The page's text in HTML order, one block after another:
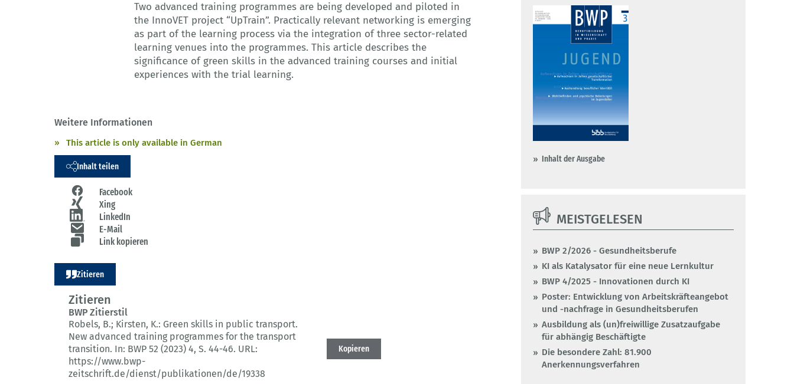
Two advanced training programmes are being developed and piloted in
the InnoVET project “UpTrain”. Practically relevant networking is emerging
as part of the learning process via the integration of three sector-related
learning venues into the programmes. This article describes the
significance of green skills in the advanced training courses and initial
experiences with the trial learning.
Weitere Informationen
This article is only available in German
Inhalt teilen
Facebook
Xing
LinkedIn
E-Mail
Link kopieren
Zitieren
Zitieren
BWP Zitierstil
Robels, B.; Kirsten, K.: Green skills in public transport.
New advanced training programmes for the transport
transition. In: BWP 52 (2023) 4, S. 44-46. URL:
https://www.bwp-
zeitschrift.de/dienst/publikationen/de/19338
Kopieren
Inhalt der Ausgabe
MEISTGELESEN
BWP 2/2026 - Gesundheitsberufe
KI als Katalysator für eine neue Lernkultur
BWP 4/2025 - Innovationen durch KI
Poster: Entwicklung von Arbeitskräfteangebot
und -nachfrage in Gesundheitsberufen
Ausbildung als (un)freiwillige Zusatzaufgabe
für abhängig Beschäftigte
Die besondere Zahl: 81.900
Anerkennungsverfahren